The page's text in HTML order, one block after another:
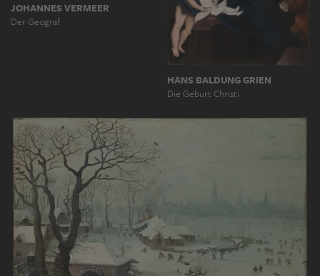
JOHANNES VERMEER
Der Geograf
HANS BALDUNG GRIEN
Die Geburt Christi